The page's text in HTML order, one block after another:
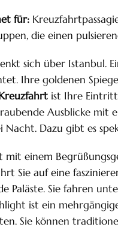
für:
die einen
sich über Istanbul.
Ihre goldenen
ist Ihre
Ausblicke mit
Nacht. Dazu gibt es
einem
Sie auf eine
Paläste. Sie fahren
ist ein
Sie können
Häufig Gestellte Fragen